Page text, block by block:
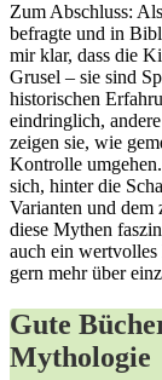
Zum Abschluss:
befragte ⁤und ​in
mir klar, dass die
Grusel – sie sind
historischen
eindringlich,​
zeigen sie, wie
⁢Kontrolle
sich, hinter die
Varianten ​und dem
diese⁢ Mythen
auch ein
‍gern‍ mehr über
Gute
Mythologie